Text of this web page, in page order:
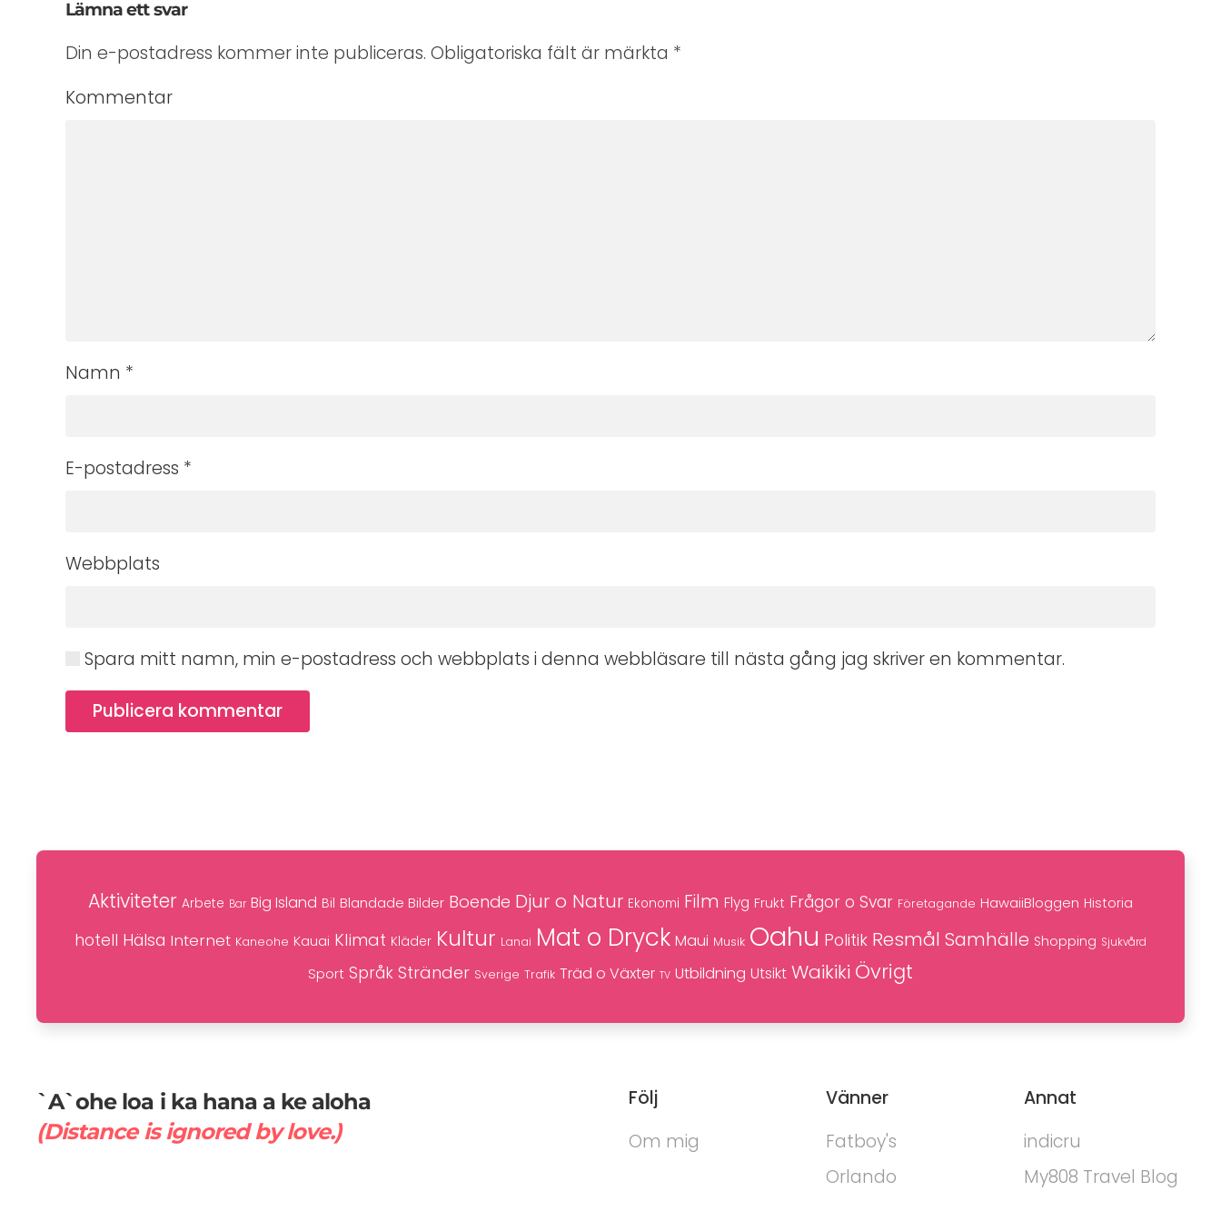
Lämna ett svar
Din e-postadress kommer inte publiceras. Obligatoriska fält är märkta *
Kommentar
Namn *
E-postadress *
Webbplats
Spara mitt namn, min e-postadress och webbplats i denna webbläsare till nästa gång jag skriver en kommentar.
Publicera kommentar
Aktiviteter Arbete Bar Big Island Bil Blandade Bilder Boende Djur o Natur Ekonomi Film Flyg Frukt Frågor o Svar Företagande HawaiiBloggen Historia
hotell Hälsa Internet Kaneohe Kauai Klimat Kläder Kultur Lanai Mat o Dryck Maui Musik Oahu Politik Resmål Samhälle Shopping Sjukvård
Sport Språk Stränder Sverige Trafik Träd o Växter TV Utbildning Utsikt Waikiki Övrigt
`A`ohe loa i ka hana a ke aloha
(Distance is ignored by love.)
Följ
Om mig
Vänner
Fatboy's
Orlando
Annat
indicru
My808 Travel Blog